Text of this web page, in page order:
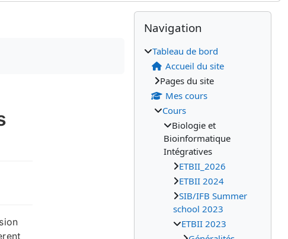
Blocs
Blocs
Passer Navigation
Navigation
Tableau de bord
Accueil du site
Pages du site
Mes cours
Cours
Biologie et
Bioinformatique
Intégratives
ETBII_2026
ETBII 2024
SIB/IFB Summer
school 2023
ETBII 2023